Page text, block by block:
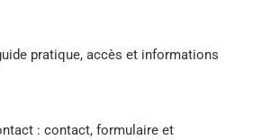
pratique, accès et informations
: contact, formulaire et